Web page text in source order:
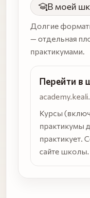
В моей
Долгие
— отдельная
практикумами.
Перейти в
Курсы
практикумы
практикует.
сайте школы.